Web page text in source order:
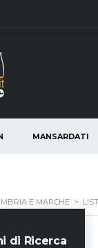
MANSARDATI
E MARCHE >
di Ricerca